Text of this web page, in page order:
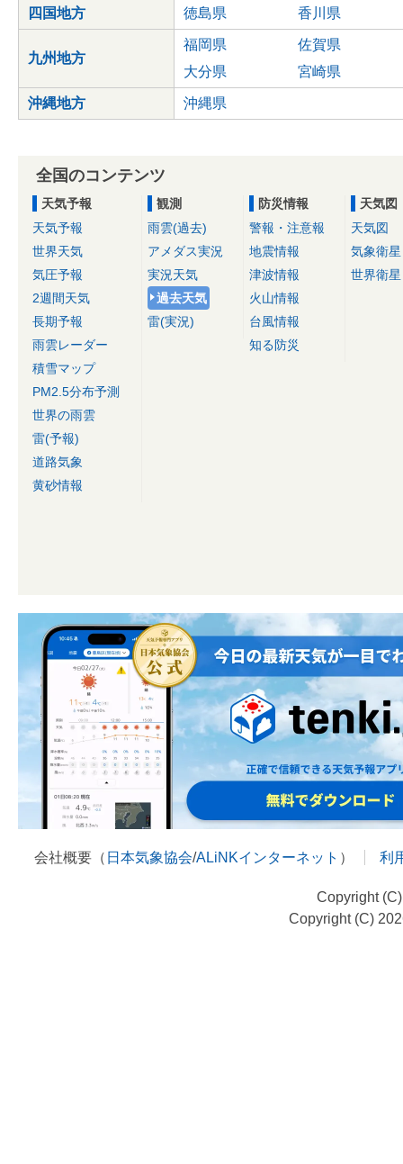
四国地方 徳島県 香川県
九州地方
福岡県
佐賀県
大分県
宮崎県
沖縄地方 沖縄県
全国のコンテンツ
天気予報
天気予報
世界天気
気圧予報
2週間天気
長期予報
雨雲レーダー
積雪マップ
PM2.5分布予測
世界の雨雲
雷(予報)
道路気象
黄砂情報
観測
雨雲(過去)
アメダス実況
実況天気
過去天気
雷(実況)
防災情報
警報・注意報
地震情報
津波情報
火山情報
台風情報
知る防災
天気図
天気図
気象衛星
世界衛星
会社概要（ 日本気象協会/ALiNKインターネット ） 利
Copyright
Copyright (C)